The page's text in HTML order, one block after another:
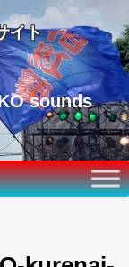
イト
sounds